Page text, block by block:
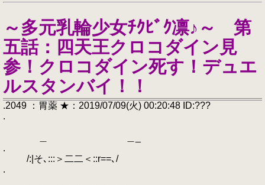
～多元乳輪少女ﾁｸﾋﾞｸ凛♪～ 第
五話：四天王クロコダイン見
参！クロコダイン死す！デュエ
ルスタンバイ！！
.2049 ：胃薬 ★：2019/07/09(火) 00:20:48 ID:???
.
.
/:|そ､:::＞二二＜::r==､/
.